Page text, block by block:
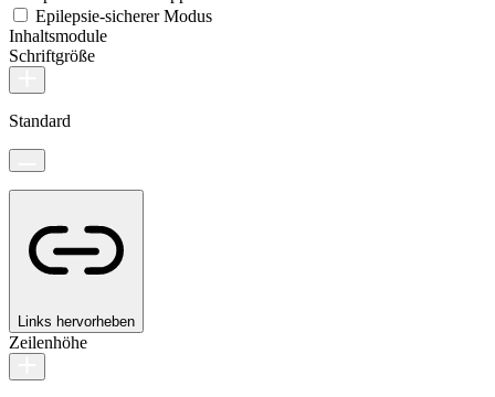
Epilepsie-sicherer Modus
Inhaltsmodule
Schriftgröße
Standard
Links hervorheben
Zeilenhöhe